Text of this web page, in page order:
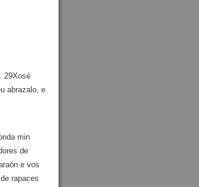
29Xosé
abrazalo, e
min
de
e vos
rapaces